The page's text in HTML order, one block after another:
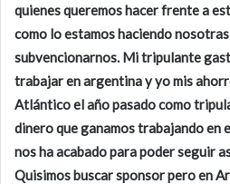
quienes queremos hacer frente a
como lo estamos haciendo
subvencionarnos. Mi tripulante
trabajar en argentina y yo mis
Atlántico el año pasado como
dinero que ganamos trabajando en
nos ha acabado para poder seguir
Quisimos buscar sponsor pero en